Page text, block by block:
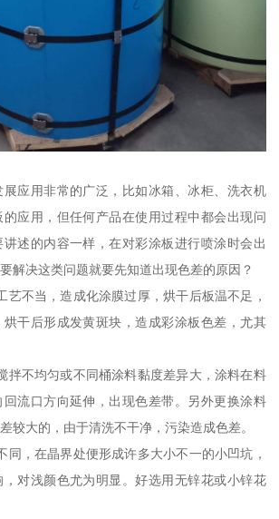
应用非常的广泛，比如冰箱、冰柜、洗衣机
应用，但任何产品在使用过程中都会出现问
述的内容一样，在对彩涂板进行喷涂时会出
解决这类问题就要先知道出现色差的原因？
艺不当，造成化涂膜过厚，烘干后板温不足，
干后形成发黄斑块，造成彩涂板色差，尤其
拌不均匀或不同桶涂料黏度差异大，涂料在料
流口方向延伸，出现色差带。另外更换涂料
较大的，由于清洗不干净，污染造成色差。
同，在晶界处便形成许多大小不一的小凹坑，
对浅颜色尤为明显。好选用无锌花或小锌花